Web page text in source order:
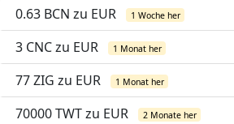
0.63 BCN zu EUR 1 Woche her
3 CNC zu EUR 1 Monat her
77 ZIG zu EUR 1 Monat her
70000 TWT zu EUR 2 Monate her